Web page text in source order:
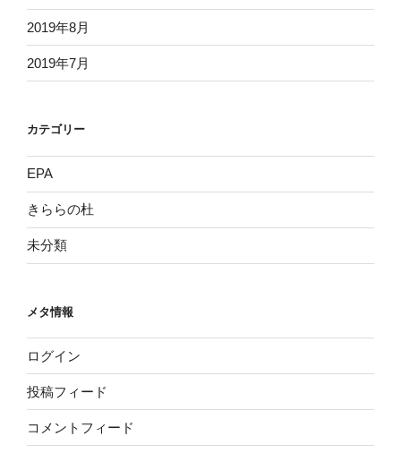
2019年8月
2019年7月
カテゴリー
EPA
きららの杜
未分類
メタ情報
ログイン
投稿フィード
コメントフィード